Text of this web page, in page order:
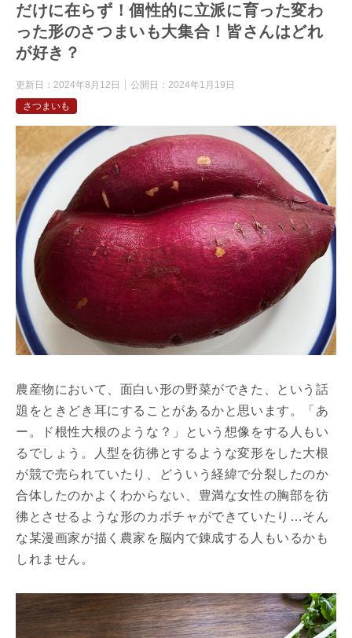
だけに在らず！個性的に立派に育った変わ
った形のさつまいも大集合！皆さんはどれ
が好き？
更新日： 2024年8月12日 公開日： 2024年1月19日
さつまいも
農産物において、面白い形の野菜ができた、という話
題をときどき耳にすることがあるかと思います。「あ
ー。ド根性大根のような？」という想像をする人もい
るでしょう。人型を彷彿とするような変形をした大根
が競で売られていたり、どういう経緯で分裂したのか
合体したのかよくわからない、豊満な女性の胸部を彷
彿とさせるような形のカボチャができていたり…そん
な某漫画家が描く農家を脳内で錬成する人もいるかも
しれません。